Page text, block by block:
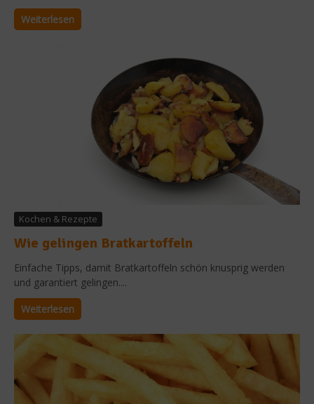
Weiterlesen
Kochen & Rezepte
Wie gelingen Bratkartoffeln
Einfache Tipps, damit Bratkartoffeln schön knusprig werden
und garantiert gelingen....
Weiterlesen